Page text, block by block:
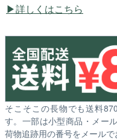
詳しくはこちら
そこそこの長物でも送料
す。一部は小型商品・メー
荷物追跡用の番号をメールで